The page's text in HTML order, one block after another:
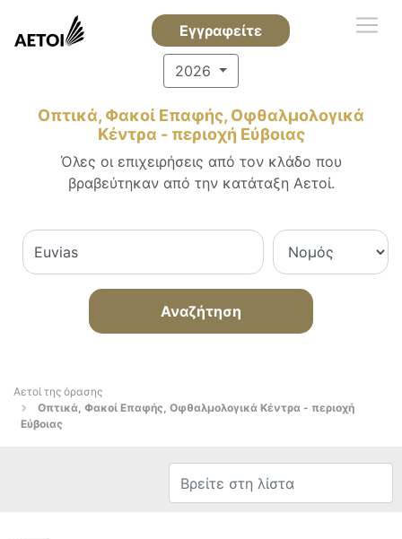
Εγγραφείτε
2026
Οπτικά, Φακοί Επαφής, Οφθαλμολογικά
Κέντρα - περιοχή Εύβοιας
Όλες οι επιχειρήσεις από τον κλάδο που
βραβεύτηκαν από την κατάταξη Αετοί.
Αναζήτηση
Αετοί της όρασης
Οπτικά, Φακοί Επαφής, Οφθαλμολογικά Κέντρα - περιοχή
Εύβοιας